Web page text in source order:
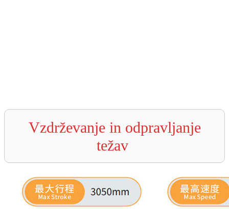
Vzdrževanje in odpravljanje
težav